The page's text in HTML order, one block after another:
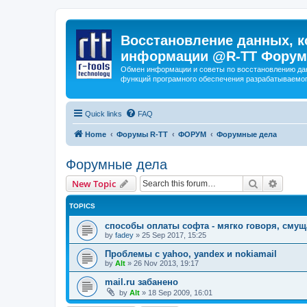
Восстановление данных,
информации @R-TT Форум
Обмен информации и советы по восстановлению
функций програмного обеспечения
Quick links FAQ
Home Форумы R-TT ФОРУМ Форумные дела
Форумные дела
New Topic Search
TOPICS
способы оплаты софта - мягко говоря,
by fadey » 25 Sep 2017, 15:25
Проблемы с yahoo, yandex и nokiamail
by Alt » 26 Nov 2013, 19:17
mail.ru забанено
by Alt » 18 Sep 2009, 16:01